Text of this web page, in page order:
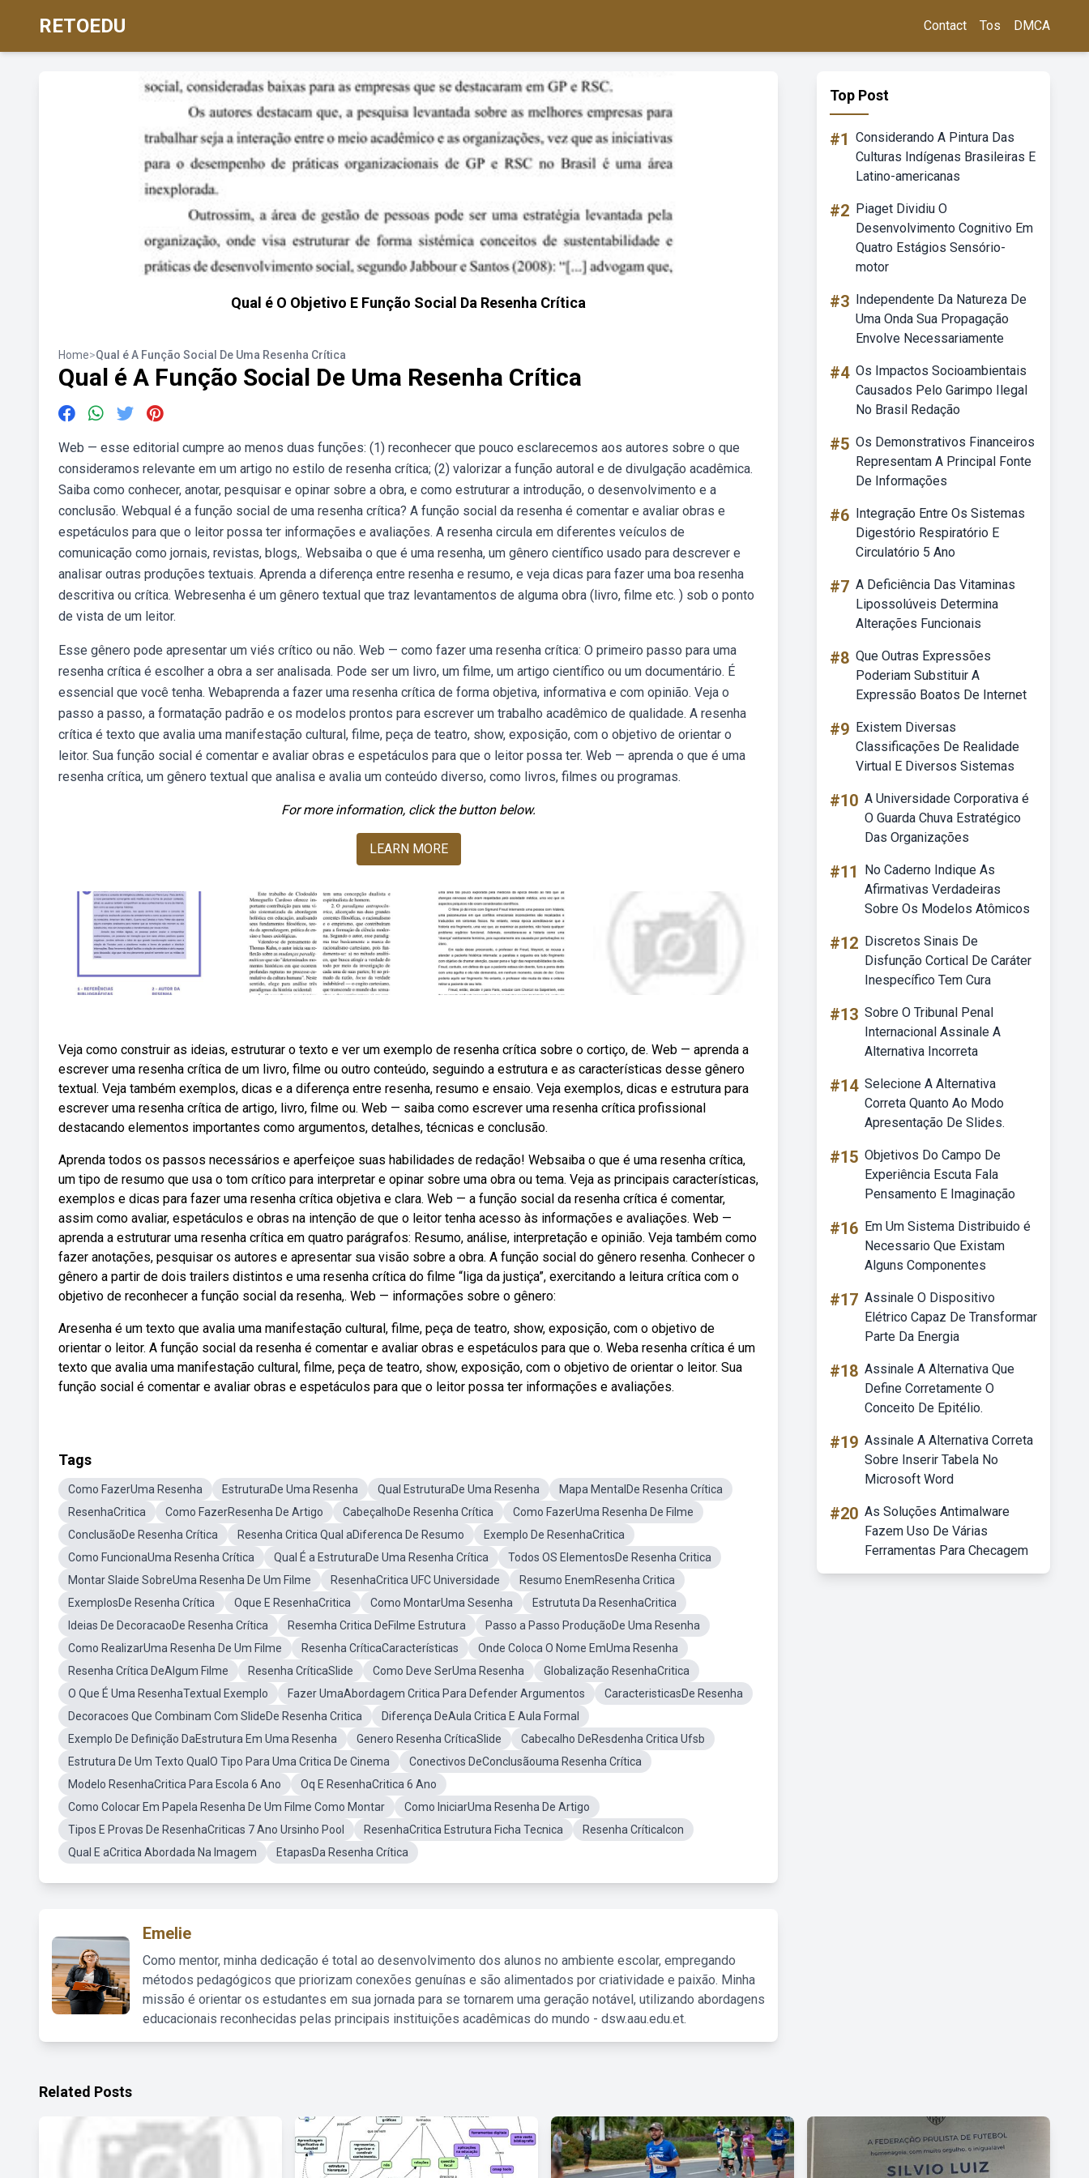
RETOEDU Contact Tos DMCA
Qual é O Objetivo E Função Social Da Resenha Crítica
Home>Qual é A Função Social De Uma Resenha Crítica
Qual é A Função Social De Uma Resenha Crítica
Web — esse editorial cumpre ao menos duas funções: (1) reconhecer que pouco esclarecemos aos autores sobre o que
consideramos relevante em um artigo no estilo de resenha crítica; (2) valorizar a função autoral e de divulgação acadêmica.
Saiba como conhecer, anotar, pesquisar e opinar sobre a obra, e como estruturar a introdução, o desenvolvimento e a
conclusão. Webqual é a função social de uma resenha crítica? A função social da resenha é comentar e avaliar obras e
espetáculos para que o leitor possa ter informações e avaliações. A resenha circula em diferentes veículos de
comunicação como jornais, revistas, blogs,. Websaiba o que é uma resenha, um gênero científico usado para descrever e
analisar outras produções textuais. Aprenda a diferença entre resenha e resumo, e veja dicas para fazer uma boa resenha
descritiva ou crítica. Webresenha é um gênero textual que traz levantamentos de alguma obra (livro, filme etc. ) sob o ponto
de vista de um leitor.
Esse gênero pode apresentar um viés crítico ou não. Web — como fazer uma resenha crítica: O primeiro passo para uma
resenha crítica é escolher a obra a ser analisada. Pode ser um livro, um filme, um artigo científico ou um documentário. É
essencial que você tenha. Webaprenda a fazer uma resenha crítica de forma objetiva, informativa e com opinião. Veja o
passo a passo, a formatação padrão e os modelos prontos para escrever um trabalho acadêmico de qualidade. A resenha
crítica é texto que avalia uma manifestação cultural, filme, peça de teatro, show, exposição, com o objetivo de orientar o
leitor. Sua função social é comentar e avaliar obras e espetáculos para que o leitor possa ter. Web — aprenda o que é uma
resenha crítica, um gênero textual que analisa e avalia um conteúdo diverso, como livros, filmes ou programas.
For more information, click the button below.
LEARN MORE
Veja como construir as ideias, estruturar o texto e ver um exemplo de resenha crítica sobre o cortiço, de. Web — aprenda a
escrever uma resenha crítica de um livro, filme ou outro conteúdo, seguindo a estrutura e as características desse gênero
textual. Veja também exemplos, dicas e a diferença entre resenha, resumo e ensaio. Veja exemplos, dicas e estrutura para
escrever uma resenha crítica de artigo, livro, filme ou. Web — saiba como escrever uma resenha crítica profissional
destacando elementos importantes como argumentos, detalhes, técnicas e conclusão.
Aprenda todos os passos necessários e aperfeiçoe suas habilidades de redação! Websaiba o que é uma resenha crítica,
um tipo de resumo que usa o tom crítico para interpretar e opinar sobre uma obra ou tema. Veja as principais características,
exemplos e dicas para fazer uma resenha crítica objetiva e clara. Web — a função social da resenha crítica é comentar,
assim como avaliar, espetáculos e obras na intenção de que o leitor tenha acesso às informações e avaliações. Web —
aprenda a estruturar uma resenha crítica em quatro parágrafos: Resumo, análise, interpretação e opinião. Veja também como
fazer anotações, pesquisar os autores e apresentar sua visão sobre a obra. A função social do gênero resenha. Conhecer o
gênero a partir de dois trailers distintos e uma resenha crítica do filme “liga da justiça”, exercitando a leitura crítica com o
objetivo de reconhecer a função social da resenha,. Web — informações sobre o gênero:
Aresenha é um texto que avalia uma manifestação cultural, filme, peça de teatro, show, exposição, com o objetivo de
orientar o leitor. A função social da resenha é comentar e avaliar obras e espetáculos para que o. Weba resenha crítica é um
texto que avalia uma manifestação cultural, filme, peça de teatro, show, exposição, com o objetivo de orientar o leitor. Sua
função social é comentar e avaliar obras e espetáculos para que o leitor possa ter informações e avaliações.
Tags
Como FazerUma Resenha EstruturaDe Uma Resenha Qual EstruturaDe Uma Resenha
Mapa MentalDe Resenha Crítica
ResenhaCritica
Como FazerResenha De Artigo CabeçalhoDe Resenha Crítica
Como FazerUma Resenha De Filme
ConclusãoDe Resenha Crítica
Resenha Critica Qual aDiferenca De Resumo
Exemplo De ResenhaCritica
Como FuncionaUma Resenha Crítica
Qual É a EstruturaDe Uma Resenha Crítica
Todos OS ElementosDe Resenha Critica
Montar Slaide SobreUma Resenha De Um Filme
ResenhaCritica UFC Universidade
Resumo EnemResenha Critica
ExemplosDe Resenha Crítica
Oque E ResenhaCritica Como MontarUma Sesenha
Estrututa Da ResenhaCritica
Ideias De DecoracaoDe Resenha Crítica
Resemha Critica DeFilme Estrutura
Passo a Passo ProduçãoDe Uma Resenha
Como RealizarUma Resenha De Um Filme
Resenha CríticaCaracterísticas
Onde Coloca O Nome EmUma Resenha
Resenha Crítica DeAlgum Filme
Resenha CríticaSlide Como Deve SerUma Resenha
Globalização ResenhaCritica
O Que É Uma ResenhaTextual Exemplo
Fazer UmaAbordagem Critica Para Defender Argumentos
CaracteristicasDe Resenha
Decoracoes Que Combinam Com SlideDe Resenha Critica
Diferença DeAula Critica E Aula Formal
Exemplo De Definição DaEstrutura Em Uma Resenha
Genero Resenha CríticaSlide
Cabecalho DeResdenha Critica Ufsb
Estrutura De Um Texto QualO Tipo Para Uma Critica De Cinema
Conectivos DeConclusãouma Resenha Crítica
Modelo ResenhaCritica Para Escola 6 Ano
Oq E ResenhaCritica 6 Ano
Como Colocar Em Papela Resenha De Um Filme Como Montar
Como IniciarUma Resenha De Artigo
Tipos E Provas De ResenhaCriticas 7 Ano Ursinho Pool
ResenhaCritica Estrutura Ficha Tecnica
Resenha CríticaIcon
Qual E aCritica Abordada Na Imagem
EtapasDa Resenha Crítica
Emelie
Como mentor, minha dedicação é total ao desenvolvimento dos alunos no ambiente escolar, empregando
métodos pedagógicos que priorizam conexões genuínas e são alimentados por criatividade e paixão. Minha
missão é orientar os estudantes em sua jornada para se tornarem uma geração notável, utilizando abordagens
educacionais reconhecidas pelas principais instituições acadêmicas do mundo - dsw.aau.edu.et.
Top Post
#1 Considerando A Pintura Das
Culturas Indígenas Brasileiras E
Latino-americanas
#2 Piaget Dividiu O
Desenvolvimento Cognitivo Em
Quatro Estágios Sensório-
motor
#3 Independente Da Natureza De
Uma Onda Sua Propagação
Envolve Necessariamente
#4 Os Impactos Socioambientais
Causados Pelo Garimpo Ilegal
No Brasil Redação
#5 Os Demonstrativos Financeiros
Representam A Principal Fonte
De Informações
#6 Integração Entre Os Sistemas
Digestório Respiratório E
Circulatório 5 Ano
#7 A Deficiência Das Vitaminas
Lipossolúveis Determina
Alterações Funcionais
#8 Que Outras Expressões
Poderiam Substituir A
Expressão Boatos De Internet
#9 Existem Diversas
Classificações De Realidade
Virtual E Diversos Sistemas
#10 A Universidade Corporativa é
O Guarda Chuva Estratégico
Das Organizações
#11
No Caderno Indique As
Afirmativas Verdadeiras
Sobre Os Modelos Atômicos
#12 Discretos Sinais De
Disfunção Cortical De Caráter
Inespecífico Tem Cura
#13 Sobre O Tribunal Penal
Internacional Assinale A
Alternativa Incorreta
#14 Selecione A Alternativa
Correta Quanto Ao Modo
Apresentação De Slides.
#15 Objetivos Do Campo De
Experiência Escuta Fala
Pensamento E Imaginação
#16 Em Um Sistema Distribuido é
Necessario Que Existam
Alguns Componentes
#17 Assinale O Dispositivo
Elétrico Capaz De Transformar
Parte Da Energia
#18 Assinale A Alternativa Que
Define Corretamente O
Conceito De Epitélio.
#19 Assinale A Alternativa Correta
Sobre Inserir Tabela No
Microsoft Word
#20 As Soluções Antimalware
Fazem Uso De Várias
Ferramentas Para Checagem
Related Posts